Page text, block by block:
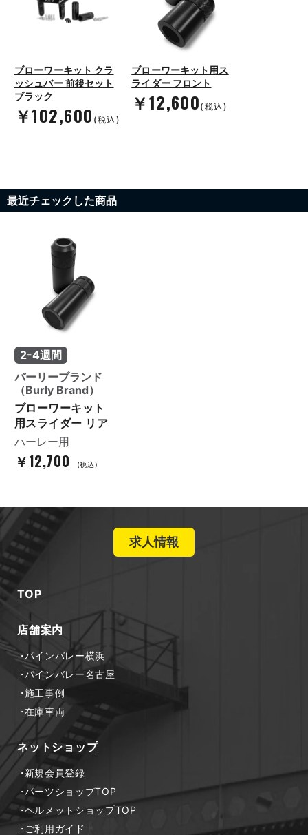
ブローワーキット クラ
ッシュバー 前後セット
ブラック
￥102,600 (税込)
ブローワーキット用ス
ライダー フロント
￥12,600 (税込)
最近チェックした商品
2-4週間
バーリーブランド
（Burly Brand）
ブローワーキット
用スライダー リア
ハーレー用
￥12,700 (税込)
求人情報
TOP
店舗案内
パインバレー横浜
パインバレー名古屋
施工事例
在庫車両
ネットショップ
新規会員登録
パーツショップTOP
ヘルメットショップTOP
ご利用ガイド